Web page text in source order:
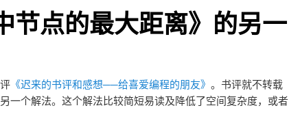
导
航
节点的最大距离》的另一
《迟来的书评和感想──给喜爱编程的朋友》 。书评就不转载
一个解法。这个解法比较简短易读及降低了空间复杂度，或者